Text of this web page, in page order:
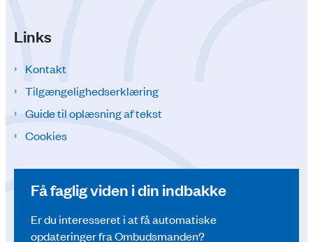
Links
Kontakt
Tilgængelighedserklæring
Guide til oplæsning af tekst
Cookies
Få faglig viden i din indbakke
Er du interesseret i at få automatiske
opdateringer fra Ombudsmanden?